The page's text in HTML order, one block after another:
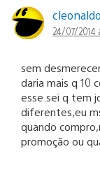
24/07/2014
sem
daria mais q 10
esse.sei q tem
diferentes,eu
quando
promoção ou